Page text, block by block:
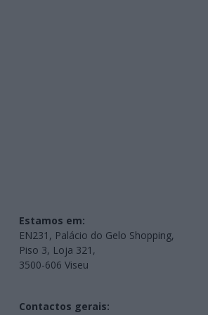
Estamos em:
EN231, Palácio do Gelo Shopping,
Piso 3, Loja 321,
3500-606 Viseu
Contactos gerais: